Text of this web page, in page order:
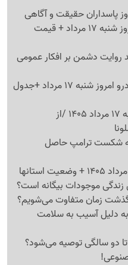
آخرین قیمت محصولات سایپا امروز شنبه 17 مرداد + قیمت
روایت دشمن بر افکار عمومی
آخرین قیمت محصولات ایران خودرو امروز شنبه 17 مرداد +جدول
برنامه مسابقات ورزشی امروز شنبه 17 مرداد 1405 /از
شکست ترامپ حاصل
زندگی موجودات بیگانه است؟
گذشت زمان متفاوت می‌شویم؟
به دلیل آسیب به سلامت
دو سالگی توصیه می‌شود؟